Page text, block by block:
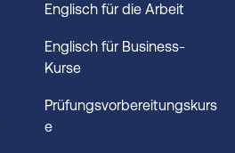
Englisch für die Arbeit
Englisch für Business-
Kurse
Prüfungsvorbereitungskurs
e